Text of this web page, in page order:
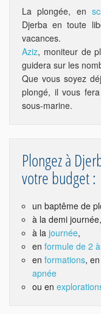
La plongée, en
Djerba en toute
vacances.
Aziz, moniteur de
guidera sur les
Que vous soyez
plongé, il vous
sous-marine.
Plongez à
votre budget :
un baptême de
à la demi journée,
à la journée,
en formule de 2
en formations, en
apnée
ou en